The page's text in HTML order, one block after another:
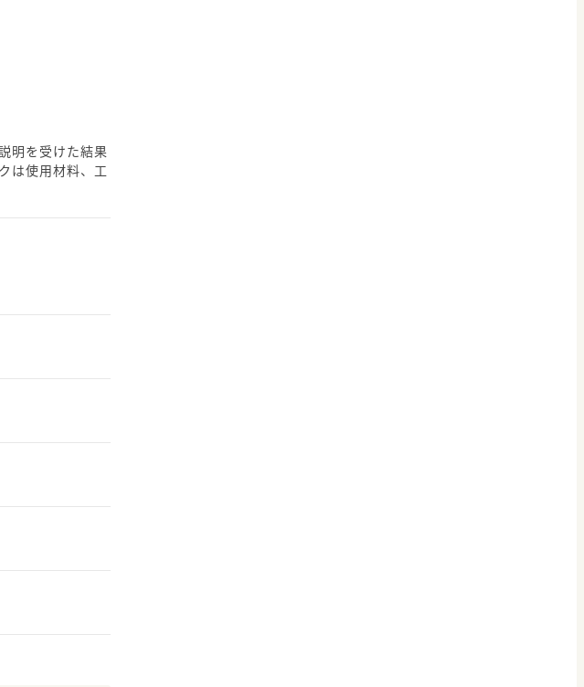
明を受けた結果
は使用材料、工